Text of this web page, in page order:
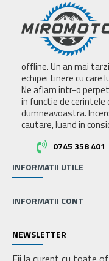
offline. Un an mai
echipei tinere cu care
Ne aflam intr-o
in functie de cerintele
dumneavoastra.
cautare, luand in
0745 358 401
INFORMATII UTILE
INFORMATII CONT
NEWSLETTER